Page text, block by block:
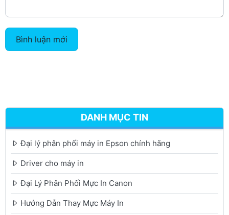
Bình luận mới
DANH MỤC TIN
Đại lý phân phối máy in Epson chính hãng
Driver cho máy in
Đại Lý Phân Phối Mực In Canon
Hướng Dẫn Thay Mực Máy In